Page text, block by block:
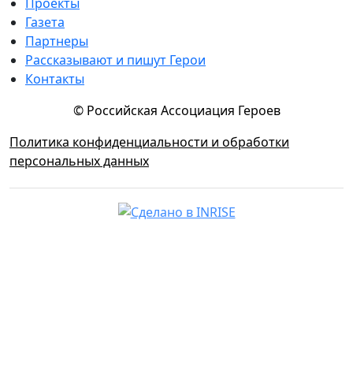
Газета
Партнеры
Рассказывают и пишут Герои
Контакты
© Российская Ассоциация Героев
Политика конфиденциальности и обработки
персональных данных